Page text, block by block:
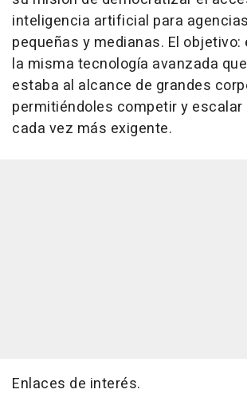
inteligencia artificial para
pequeñas y medianas. El
la misma tecnología avanzada
estaba al alcance de grandes
permitiéndoles competir y escalar
cada vez más exigente.
Enlaces de interés.